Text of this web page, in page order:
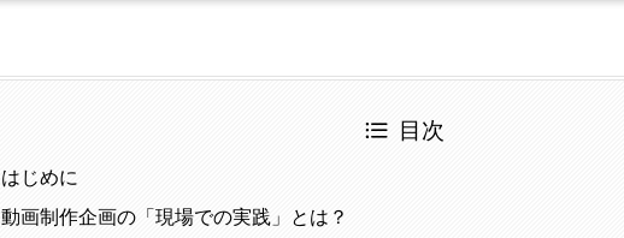
目次
はじめに
動画制作企画の「現場での実践」とは？